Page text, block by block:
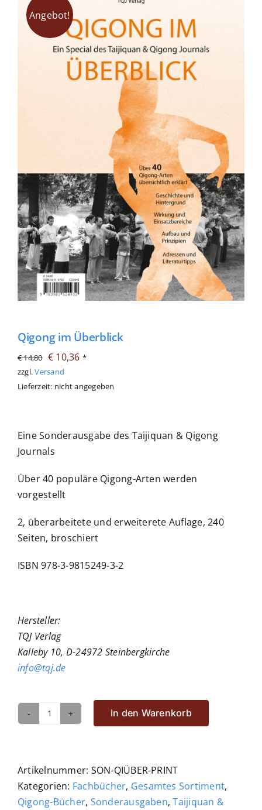
Fachbücher
Poster, Karten, Medien
Angebot!
Qigong im Überblick
€14,80 Ursprünglicher
Preis
war:
€ 10,36Aktueller
ist:
*
zzgl.Versand
Lieferzeit: nicht angegeben
Eine Sonderausgabe des Taijiquan & Qigong
Journals
Über 40 populäre Qigong-Arten werden
vorgestellt
2, überarbeitete und erweiterete Auflage, 240
Seiten, broschiert
ISBN 978-3-9815249-3-2
Hersteller:
TQJ Verlag
Kalleby 10, D-24972 Steinbergkirche
info@tqj.de
Qigong
Menge
In den Warenkorb
Artikelnummer: SON-QIÜBER-PRINT
Kategorien: Fachbücher, Gesamtes Sortiment,
Qigong-Bücher, Sonderausgaben,Taijiquan &